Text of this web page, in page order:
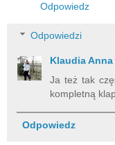
Odpowiedz
Odpowiedzi
Klaudia Anna
Ja też tak
kompletną
Odpowiedz